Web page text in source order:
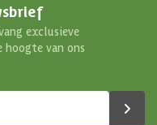
exclusieve
van ons